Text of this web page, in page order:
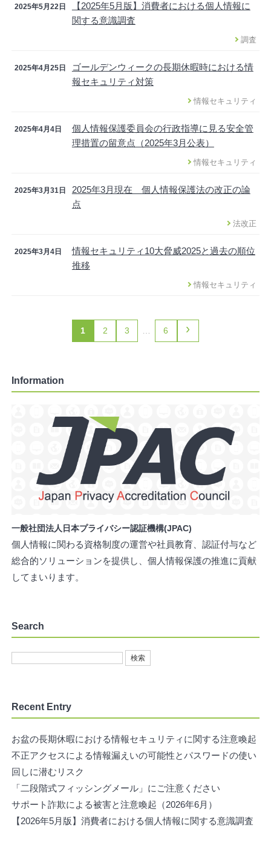
2025年5月22日
【2025年5月版】消費者における個人情報に
関する意識調査
調査
2025年4月25日
ゴールデンウィークの長期休暇時における情
報セキュリティ対策
情報セキュリティ
2025年4月4日
個人情報保護委員会の行政指導に見る安全管
理措置の留意点（2025年3月公表）
情報セキュリティ
2025年3月31日
2025年3月現在 個人情報保護法の改正の論
点
法改正
2025年3月4日
情報セキュリティ10大脅威2025と過去の順位
推移
情報セキュリティ
1 2 3 … 6 ›
Information
一般社団法人日本プライバシー認証機構(JPAC)
個人情報に関わる資格制度の運営や社員教育、認証付与など
総合的ソリューションを提供し、個人情報保護の推進に貢献
してまいります。
Search
Recent Entry
お盆の長期休暇における情報セキュリティに関する注意喚起
不正アクセスによる情報漏えいの可能性とパスワードの使い
回しに潜むリスク
「二段階式フィッシングメール」にご注意ください
サポート詐欺による被害と注意喚起（2026年6月）
【2026年5月版】消費者における個人情報に関する意識調査